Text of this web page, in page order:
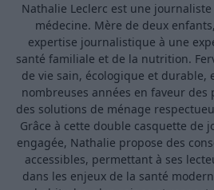
Nathalie Leclerc est une
médecine. Mère de deux
expertise journalistique à une
santé familiale et de la nutrition.
de vie sain, écologique et durable,
nombreuses années en faveur
des solutions de ménage
Grâce à cette double casquette de
engagée, Nathalie propose des
accessibles, permettant à ses
dans les enjeux de la santé